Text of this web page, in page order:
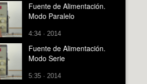
Fuente de Alimentación.
Modo Paralelo
4:34 · 2014
Fuente de Alimentación.
Modo Serie
5:35 · 2014